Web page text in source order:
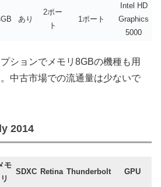
あり
2ポー
ト
1ポート
Intel HD
Graphics
5000
ションでメモリ8GBの機種も用
中古市場での流通量は少ないで
2014
モ
リ
SDXC Retina Thunderbolt GPU